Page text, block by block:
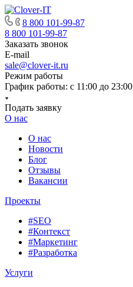
8 800 101-99-87
8 800 101-99-87
Заказать звонок
E-mail
sale@clover-it.ru
Режим работы
График работы: с 11:00 до 23:00
Подать заявку
О нас
О нас
Новости
Блог
Отзывы
Вакансии
Проекты
#SEO
#Контекст
#Маркетинг
#Разработка
Услуги